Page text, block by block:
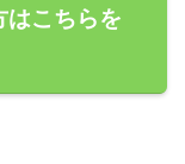
はこちらを